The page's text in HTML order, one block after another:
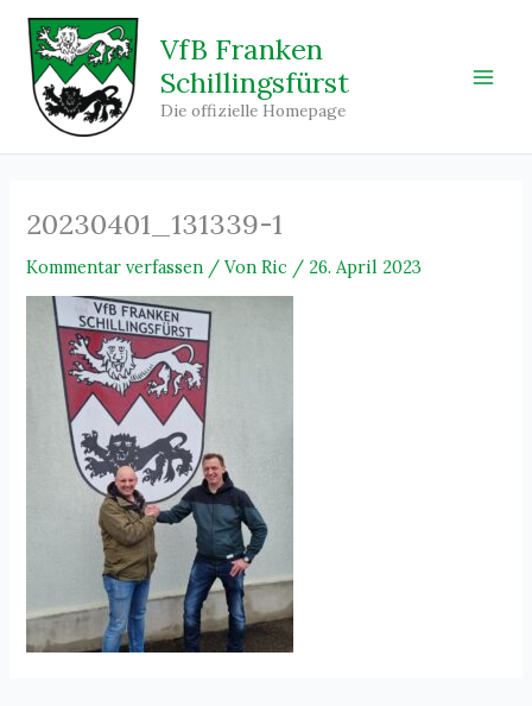
Zum
Inhalt
springen
VfB Franken
Schillingsfürst
Die offizielle Homepage
20230401_131339-1
Kommentar verfassen / VonRic / 26. April 2023